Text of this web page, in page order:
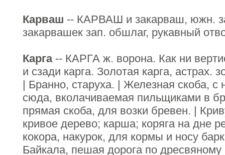
Карваш -- КАРВАШ и закарваш, южн.
закарвашек зап. обшлаг, рукавный
Карга-- КАРГА ж. ворона. Как ни
и сзади карга. Золотая карга, астрах.
| Бранно, старуха. | Железная скоба, с
сюда, вколачиваемая пильщиками в
прямая скоба, для возки бревен. |
кривое дерево; карша; коряга на дне
кокора, накурок, для кормы и носу
Байкала, пешая дорога по дресвяному